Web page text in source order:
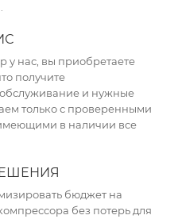
у нас, вы приобретаете
получите
и нужные
только с проверенными
в наличии все
бюджет на
без потерь для